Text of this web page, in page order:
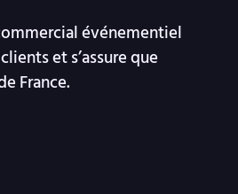
événementiel
et s’assure que
France.